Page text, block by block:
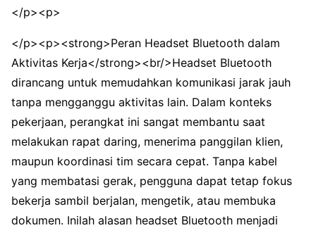
</p><p>
</p><p><strong>Peran Headset Bluetooth dalam
Aktivitas Kerja</strong><br/>Headset Bluetooth
dirancang untuk memudahkan komunikasi jarak jauh
tanpa mengganggu aktivitas lain. Dalam konteks
pekerjaan, perangkat ini sangat membantu saat
melakukan rapat daring, menerima panggilan klien,
maupun koordinasi tim secara cepat. Tanpa kabel
yang membatasi gerak, pengguna dapat tetap fokus
bekerja sambil berjalan, mengetik, atau membuka
dokumen. Inilah alasan headset Bluetooth menjadi